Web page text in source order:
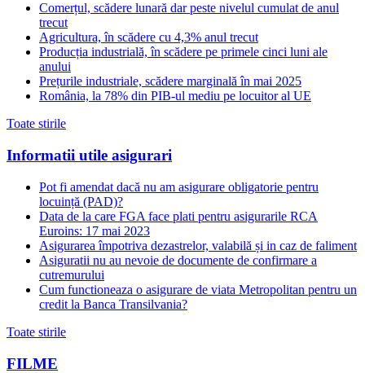
Comerțul, scădere lunară dar peste nivelul cumulat de anul
trecut
Agricultura, în scădere cu 4,3% anul trecut
Producția industrială, în scădere pe primele cinci luni ale
anului
Prețurile industriale, scădere marginală în mai 2025
România, la 78% din PIB-ul mediu pe locuitor al UE
Toate stirile
Informatii utile asigurari
Pot fi amendat dacă nu am asigurare obligatorie pentru
locuință (PAD)?
Data de la care FGA face plati pentru asigurarile RCA
Euroins: 17 mai 2023
Asigurarea împotriva dezastrelor, valabilă și in caz de faliment
Asiguratii nu au nevoie de documente de confirmare a
cutremurului
Cum functioneaza o asigurare de viata Metropolitan pentru un
credit la Banca Transilvania?
Toate stirile
FILME